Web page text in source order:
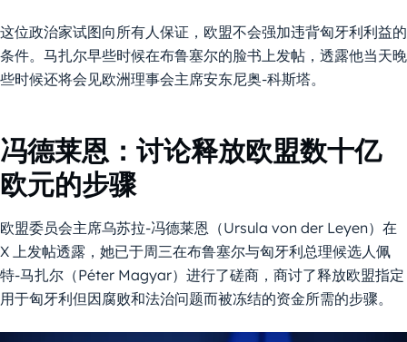
这位政治家试图向所有人保证，欧盟不会强加违背匈牙利利益的
条件。马扎尔早些时候在布鲁塞尔的脸书上发帖，透露他当天晚
些时候还将会见欧洲理事会主席安东尼奥-科斯塔。
冯德莱恩：讨论释放欧盟数十亿
欧元的步骤
欧盟委员会主席乌苏拉-冯德莱恩（Ursula von der Leyen）在
X 上发帖透露，她已于周三在布鲁塞尔与匈牙利总理候选人佩
特-马扎尔（Péter Magyar）进行了磋商，商讨了释放欧盟指定
用于匈牙利但因腐败和法治问题而被冻结的资金所需的步骤。